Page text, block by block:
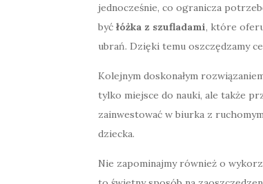
jednocześnie, co ogranicza
być łóżka z szufladami, które
ubrań. Dzięki temu oszczędzamy
Kolejnym doskonałym
tylko miejsce do nauki, ale także
zainwestować w biurka z
dziecka.
Nie zapominajmy również o